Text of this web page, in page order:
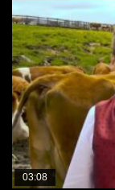
03:08